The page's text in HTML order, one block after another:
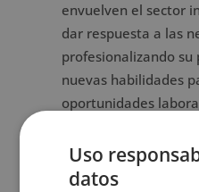
envuelven el sector
dar respuesta a las
profesionalizando
nuevas habilidades
oportunidades
Metodología
Uso
datos